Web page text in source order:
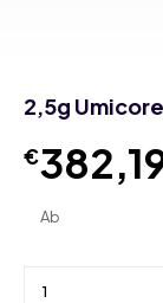
2,5g
€
Ab
1